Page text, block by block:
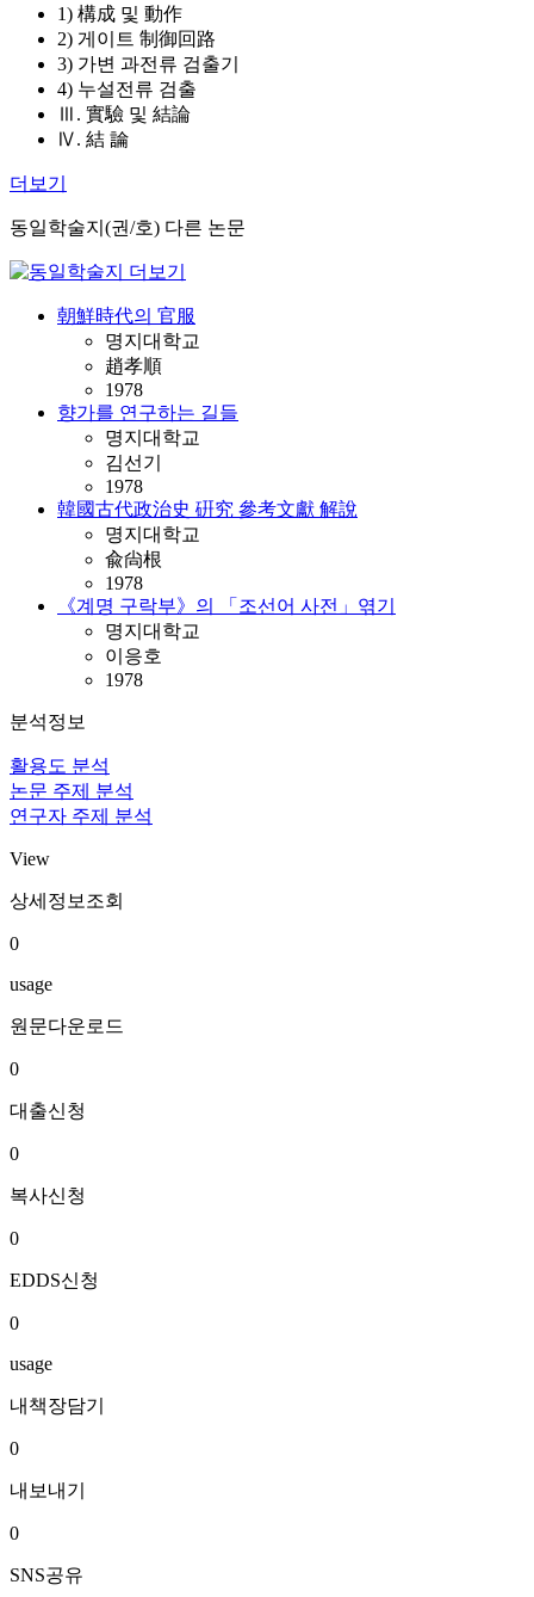
1) 構成 및 動作
2) 게이트 制御回路
3) 가변 과전류 검출기
4) 누설전류 검출
Ⅲ. 實驗 및 結論
Ⅳ. 結 論
더보기
동일학술지(권/호) 다른 논문
朝鮮時代의 官服
명지대학교
趙孝順
1978
향가를 연구하는 길들
명지대학교
김선기
1978
韓國古代政治史 硏究 參考文獻 解說
명지대학교
兪尙根
1978
《계명 구락부》의 「조선어 사전」엮기
명지대학교
이응호
1978
분석정보
활용도 분석
논문 주제 분석
연구자 주제 분석
View
상세정보조회
0
usage
원문다운로드
0
대출신청
0
복사신청
0
EDDS신청
0
usage
내책장담기
0
내보내기
0
SNS공유